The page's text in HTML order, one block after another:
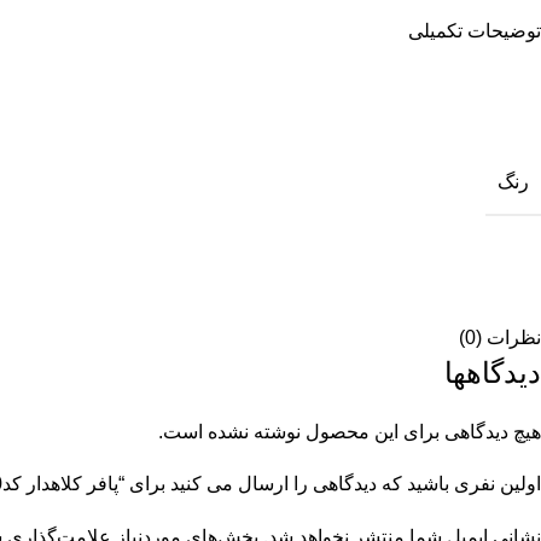
توضیحات تکمیلی
رنگ
نظرات (0)
دیدگاهها
هیچ دیدگاهی برای این محصول نوشته نشده است.
اولین نفری باشید که دیدگاهی را ارسال می کنید برای “پافر کلاهدار کد12570”
نشانی ایمیل شما منتشر نخواهد شد. بخش‌های موردنیاز علامت‌گذاری